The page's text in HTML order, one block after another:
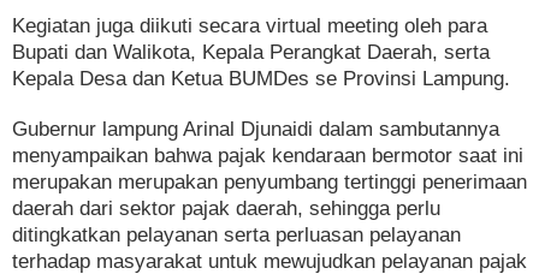
Kegiatan juga diikuti secara virtual meeting oleh para
Bupati dan Walikota, Kepala Perangkat Daerah, serta
Kepala Desa dan Ketua BUMDes se Provinsi Lampung.
Gubernur lampung Arinal Djunaidi dalam sambutannya
menyampaikan bahwa pajak kendaraan bermotor saat ini
merupakan merupakan penyumbang tertinggi penerimaan
daerah dari sektor pajak daerah, sehingga perlu
ditingkatkan pelayanan serta perluasan pelayanan
terhadap masyarakat untuk mewujudkan pelayanan pajak